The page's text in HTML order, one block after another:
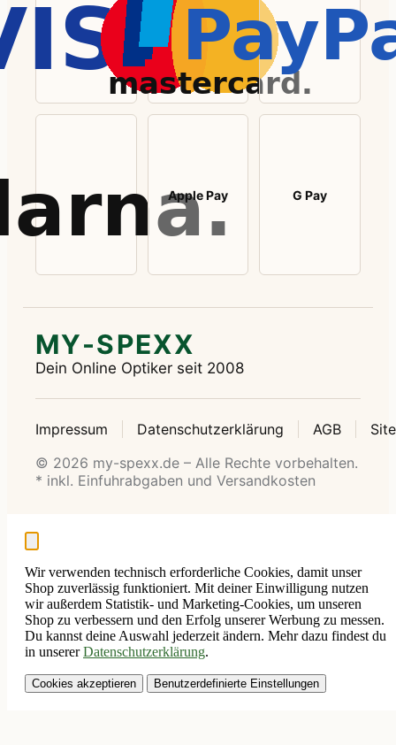
Apple Pay G Pay
MY-SPEXX
Dein Online Optiker seit 2008
Impressum Datenschutzerklärung AGB
© 2026 my-spexx.de – Alle Rechte vorbehalten.
* inkl. Einfuhrabgaben und Versandkosten
Wir verwenden technisch erforderliche Cookies, damit unser
Shop zuverlässig funktioniert. Mit deiner Einwilligung nutzen
wir außerdem Statistik- und Marketing-Cookies, um unseren
Shop zu verbessern und den Erfolg unserer Werbung zu messen.
Du kannst deine Auswahl jederzeit ändern. Mehr dazu findest du
in unsererDatenschutzerklärung.
Cookies akzeptieren Benutzerdefinierte Einstellungen